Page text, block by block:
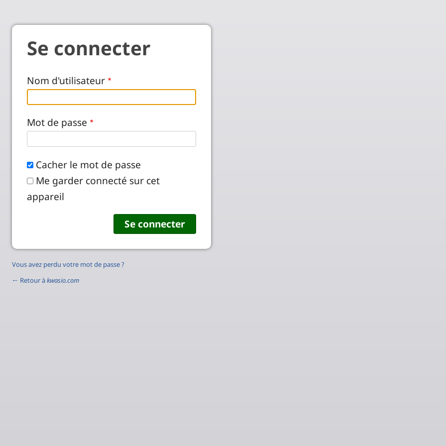
Se connecter
Nom d'utilisateur
Mot de passe
Cacher le mot de passe
Me garder connecté sur cet
appareil
Vous avez perdu votre mot de passe ?
← Retour àkwasio.com